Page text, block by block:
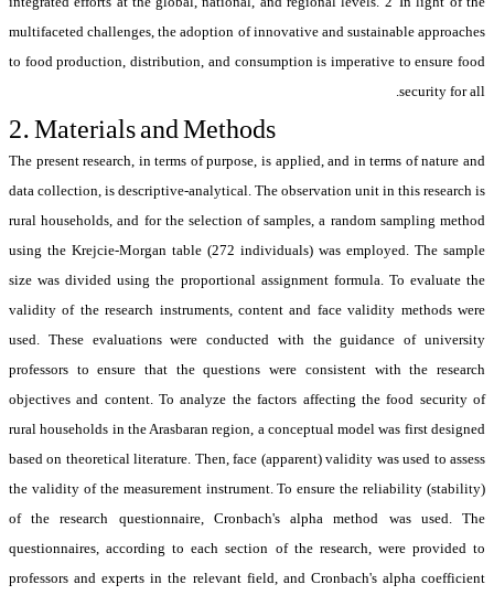
multifaceted challenges, the adoption of innovative and sustainable approaches
to food production, distribution, and consumption is imperative to ensure food
security for all.
2. Materials and Methods
The present research, in terms of purpose, is applied, and in terms of nature and
data collection, is descriptive-analytical. The observation unit in this research is
rural households, and for the selection of samples, a random sampling method
using the Krejcie-Morgan table (272 individuals) was employed. The sample
size was divided using the proportional assignment formula. To evaluate the
validity of the research instruments, content and face validity methods were
used. These evaluations were conducted with the guidance of university
professors to ensure that the questions were consistent with the research
objectives and content. To analyze the factors affecting the food security of
rural households in the Arasbaran region, a conceptual model was first designed
based on theoretical literature. Then, face (apparent) validity was used to assess
the validity of the measurement instrument. To ensure the reliability (stability)
of the research questionnaire, Cronbach's alpha method was used. The
questionnaires, according to each section of the research, were provided to
professors and experts in the relevant field, and Cronbach's alpha coefficient